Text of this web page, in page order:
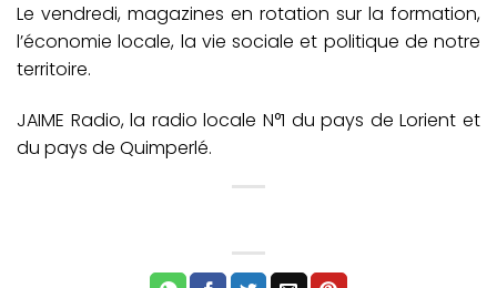
Le vendredi, magazines en rotation sur la formation,
l’économie locale, la vie sociale et politique de notre
territoire.
JAIME Radio, la radio locale N°1 du pays de Lorient et
du pays de Quimperlé.